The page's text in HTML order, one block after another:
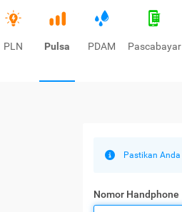
PLN Pulsa PDAM Pascabayar
Pastikan
Nomor Handphone